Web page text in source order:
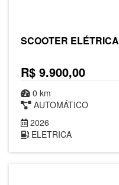
SCOOTER ELÉTRICA
R$ 9.900,00
0 km
AUTOMÁTICO
2026
ELETRICA